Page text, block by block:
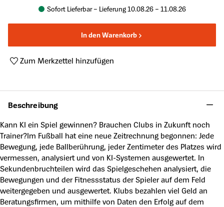
Sofort Lieferbar – Lieferung 10.08.26 – 11.08.26
In den Warenkorb
Zum Merkzettel hinzufügen
Beschreibung
Kann KI ein Spiel gewinnen? Brauchen Clubs in Zukunft noch
Trainer?Im Fußball hat eine neue Zeitrechnung begonnen: Jede
Bewegung, jede Ballberührung, jeder Zentimeter des Platzes wird
vermessen, analysiert und von KI-Systemen ausgewertet. In
Sekundenbruchteilen wird das Spielgeschehen analysiert, die
Bewegungen und der Fitnessstatus der Spieler auf dem Feld
weitergegeben und ausgewertet. Klubs bezahlen viel Geld an
Beratungsfirmen, um mithilfe von Daten den Erfolg auf dem